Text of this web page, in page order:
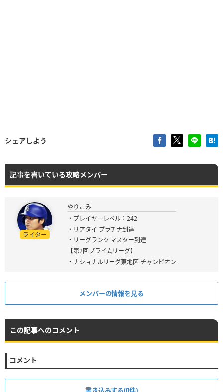
シェアしよう
記事を書いている攻略メンバー
ライター
やりこみ
・プレイヤーレベル：242
・リアタイ プラチナ到達
・リーグランク マスター到達
【第2回プライムリーグ】
・ナショナルリーグ東地区 チャンピオン
メンバーの情報を見る
この記事へのコメント
コメント
書き込みする(0件)